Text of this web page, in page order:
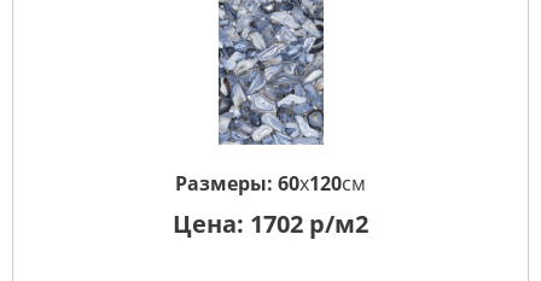
Размеры: 60x120см
Цена: 1702 р/м2